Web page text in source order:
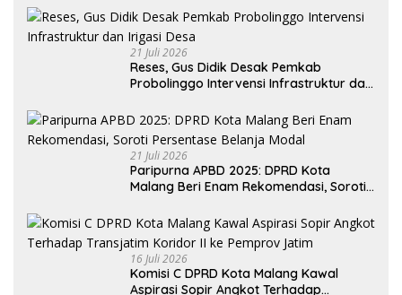
21 Juli 2026
Reses, Gus Didik Desak Pemkab
Probolinggo Intervensi Infrastruktur dan
21 Juli 2026
Paripurna APBD 2025: DPRD Kota
Malang Beri Enam Rekomendasi, Soroti
16 Juli 2026
Komisi C DPRD Kota Malang Kawal
Aspirasi Sopir Angkot Terhadap